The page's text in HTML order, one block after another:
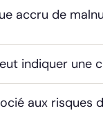
accru de
indiquer une
aux risques